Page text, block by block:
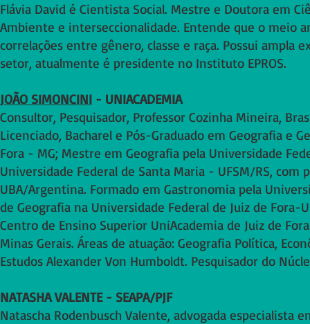
Flávia David é Cientista Social. Mestre e Doutora em
Ambiente e interseccionalidade. Entende que o meio
correlações entre gênero, classe e raça. Possui
setor, atualmente é presidente no Instituto EPROS.
JOÃO SIMONCINI - UNIACADEMIA
Consultor, Pesquisador, Professor Cozinha Mineira,
Licenciado, Bacharel e Pós-Graduado em Geografia e
Fora - MG; Mestre em Geografia pela Universidade
Universidade Federal de Santa Maria - UFSM/RS,
UBA/Argentina. Formado em Gastronomia pela
de Geografia na Universidade Federal de Juiz de Fora-
Centro de Ensino Superior UniAcademia de Juiz de
Minas Gerais. Áreas de atuação: Geografia Política,
Estudos Alexander Von Humboldt. Pesquisador do
NATASHA VALENTE - SEAPA/PJF
Natascha Rodenbusch Valente, advogada especialista